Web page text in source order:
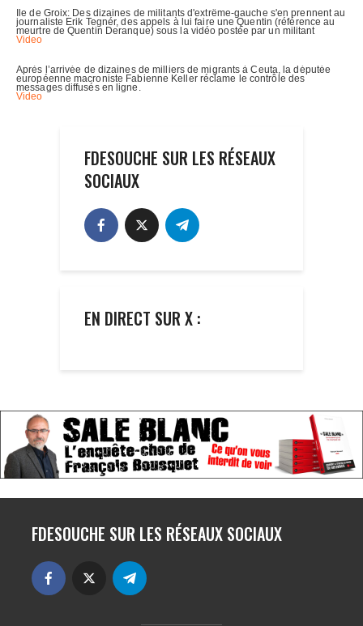
FDESOUCHE SUR LES RÉSEAUX
SOCIAUX
EN DIRECT SUR X :
FDESOUCHE SUR LES RÉSEAUX SOCIAUX